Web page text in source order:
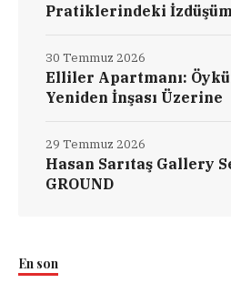
Pratiklerindeki
Elliler Apartmanı:
Yeniden İnşası Üzerine
30 Temmuz 2026
Hasan Sarıtaş Gallery
GROUND
29 Temmuz 2026
En son